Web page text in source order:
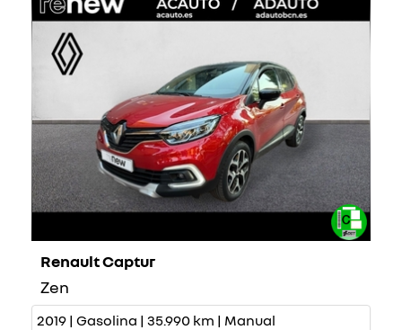
Renault Captur
Zen
2019 | Gasolina | 35.990 km | Manual